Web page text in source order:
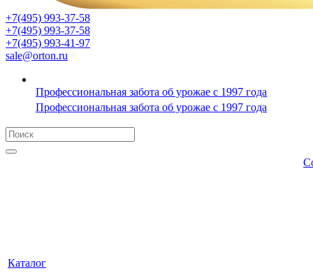
+7(495) 993-37-58
+7(495) 993-37-58
+7(495) 993-41-97
sale@orton.ru
Профессиональная забота об урожае с 1997 года
Профессиональная забота об урожае с 1997 года
Каталог